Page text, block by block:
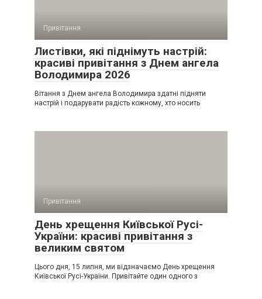
Привітання
Листівки, які піднімуть настрій:
красиві привітання з Днем ангела
Володимира 2026
Вітання з Днем ангела Володимира здатні підняти
настрій і подарувати радість кожному, хто носить
Привітання
День хрещення Київської Русі-
України: красиві привітання з
великим святом
Цього дня, 15 липня, ми відзначаємо День хрещення
Київської Русі-України. Привітайте один одного з